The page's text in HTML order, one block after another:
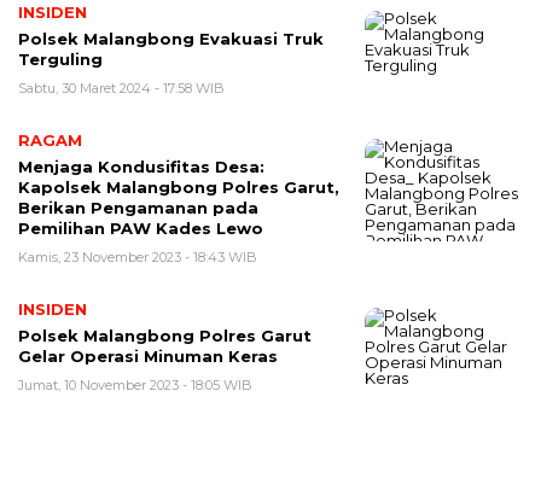
INSIDEN
Polsek Malangbong Evakuasi Truk
Terguling
Sabtu, 30 Maret 2024 - 17:58 WIB
RAGAM
Menjaga Kondusifitas Desa:
Kapolsek Malangbong Polres Garut,
Berikan Pengamanan pada
Pemilihan PAW Kades Lewo
Kamis, 23 November 2023 - 18:43 WIB
INSIDEN
Polsek Malangbong Polres Garut
Gelar Operasi Minuman Keras
Jumat, 10 November 2023 - 18:05 WIB